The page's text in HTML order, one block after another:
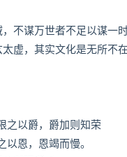
不谋万世者不足以谋一时
虚，其实文化是无所不在
之以爵，爵加则知荣
以恩，恩竭而慢。